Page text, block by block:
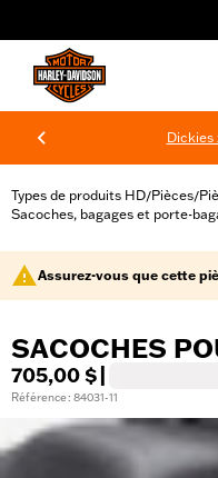
Dickies
Types de produits HD/Pièces/
Sacoches, bagages et porte-
Assurez-vous que cette
SACOCHES
705,00 $
Référence : 84031-11